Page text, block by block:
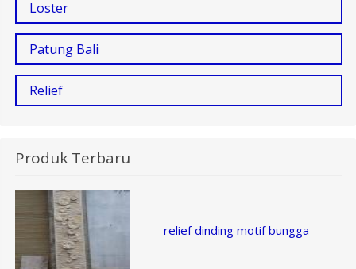
Loster
Patung Bali
Relief
Produk Terbaru
relief dinding motif bungga